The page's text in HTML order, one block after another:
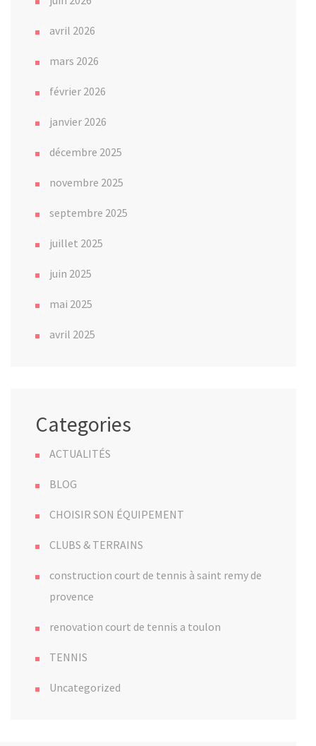
avril 2026
mars 2026
février 2026
janvier 2026
décembre 2025
novembre 2025
septembre 2025
juillet 2025
juin 2025
mai 2025
avril 2025
Categories
ACTUALITÉS
BLOG
CHOISIR SON ÉQUIPEMENT
CLUBS & TERRAINS
construction court de tennis à saint remy de
provence
renovation court de tennis a toulon
TENNIS
Uncategorized